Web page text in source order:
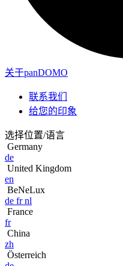
关于panDOMO
联系我们
给您的印象
选择位置/语言
Germany
de
United Kingdom
en
BeNeLux
de frnl
France
fr
China
zh
Österreich